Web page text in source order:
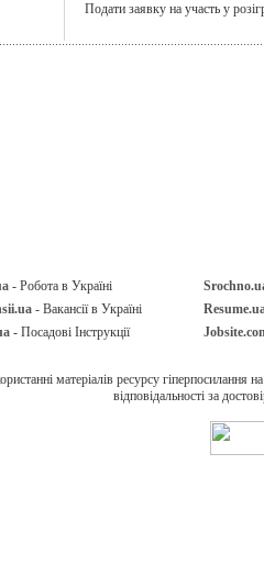
Подати заявку на участь у
- Робота в Україні
- Вакансії в Україні
- Посадові Інструкції
матеріалів ресурсу гіперпосилання
відповідальності за